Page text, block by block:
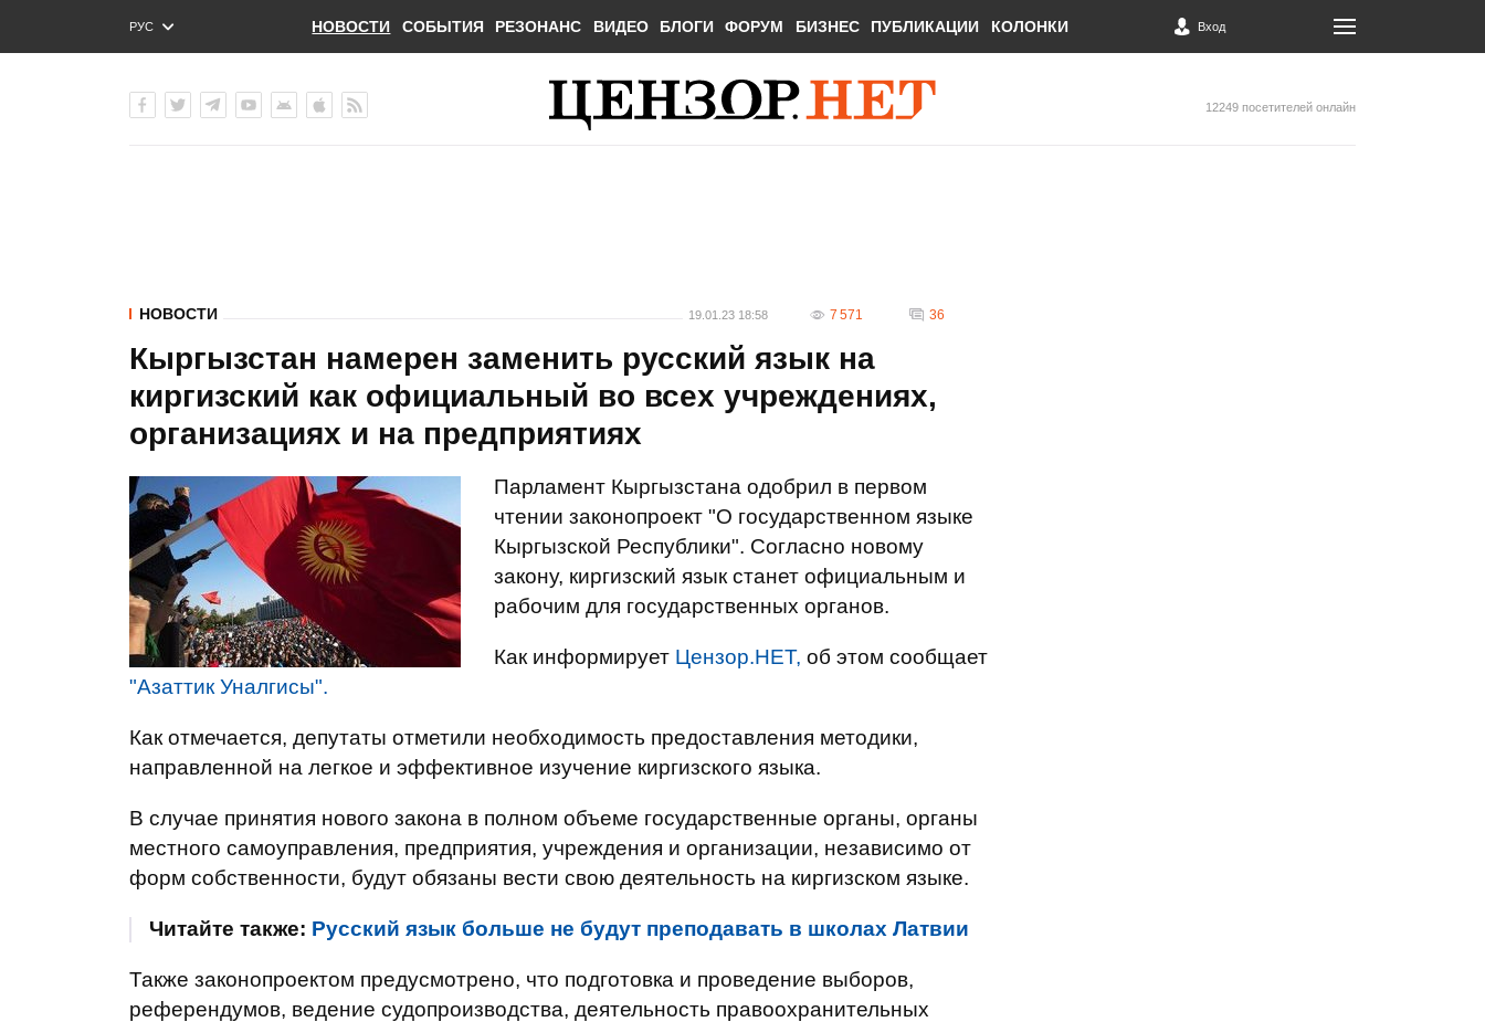
РУС
ENG
НОВОСТИ СОБЫТИЯ РЕЗОНАНС ВИДЕО БЛОГИ ФОРУМ БИЗНЕС ПУБЛИКАЦИИ КОЛОНКИ Вход
12249 посетителей онлайн
НОВОСТИ 19.01.23 18:58 7 571 36
Кыргызстан намерен заменить русский язык на
киргизский как официальный во всех учреждениях,
организациях и на предприятиях
Парламент Кыргызстана одобрил в первом
чтении законопроект "О государственном языке
Кыргызской Республики". Согласно новому
закону, киргизский язык станет официальным и
рабочим для государственных органов.
Как информирует Цензор.НЕТ, об этом сообщает
"Азаттик Уналгисы".
Как отмечается, депутаты отметили необходимость предоставления методики,
направленной на легкое и эффективное изучение киргизского языка.
В случае принятия нового закона в полном объеме государственные органы, органы
местного самоуправления, предприятия, учреждения и организации, независимо от
форм собственности, будут обязаны вести свою деятельность на киргизском языке.
Читайте также: Русский язык больше не будут преподавать в школах Латвии
Также законопроектом предусмотрено, что подготовка и проведение выборов,
референдумов, ведение судопроизводства, деятельность правоохранительных